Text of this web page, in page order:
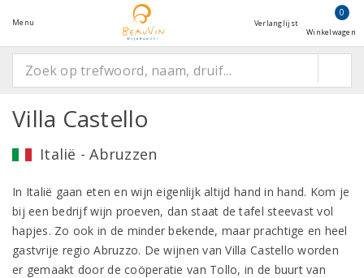
Menu Verlanglijst
0
Winkelwagen
Villa Castello
Italië - Abruzzen
In Italië gaan eten en wijn eigenlijk altijd hand in hand. Kom je
bij een bedrijf wijn proeven, dan staat de tafel steevast vol
hapjes. Zo ook in de minder bekende, maar prachtige en heel
gastvrije regio Abruzzo. De wijnen van Villa Castello worden
er gemaakt door de coöperatie van Tollo, in de buurt van